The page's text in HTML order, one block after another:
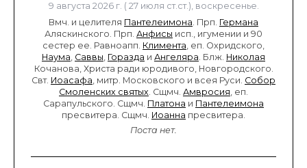
9 августа 2026 г. ( 27 июля ст.ст.), воскресенье.
Вмч. и целителя Пантелеимона. Прп. Германа
Аляскинского. Прп. Анфисы исп., игумении и 90
сестер ее. Равноапп. Климента, еп. Охридского,
Наума, Саввы, Горазда и Ангеляра. Блж. Николая
Кочанова, Христа ради юродивого, Новгородского.
Свт. Иоасафа, митр. Московского и всея Руси. Собор
Смоленских святых. Сщмч. Амвросия, еп.
Сарапульского. Сщмч. Платона и Пантелеимона
пресвитера. Сщмч. Иоанна пресвитера.
Поста нет.